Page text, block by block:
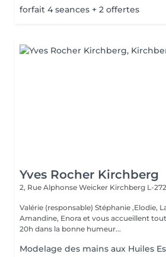
forfait 4 seances + 2 offertes
Yves Rocher Kirchberg
2, Rue Alphonse Weicker Kirchberg L-
Valérie (responsable) Stéphanie ,Elodie,
Amandine, Enora et vous accueillent toute la semaine de 9h à
20h dans la bonne humeur...
Modelage des mains aux Huiles